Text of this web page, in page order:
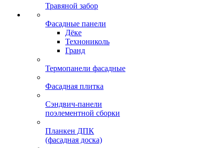
Травяной забор
Фасадные панели
Дёке
Технониколь
Гранд
Термопанели фасадные
Фасадная плитка
Сэндвич-панели
поэлементной сборки
Планкен ДПК
(фасадная доска)